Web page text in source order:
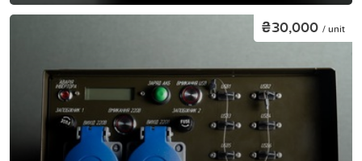
₴30,000 / unit